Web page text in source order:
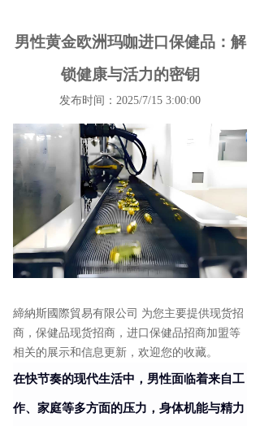
男性黄金欧洲玛咖进口保健品：解
锁健康与活力的密钥
发布时间：2025/7/15 3:00:00
締納斯國際貿易有限公司 为您主要提供现货招
商 ，保健品现货招商，进口保健品招商加盟等
相关的展示和信息更新，欢迎您的收藏。
在快节奏的现代生活中，男性面临着来自工
作、家庭等多方面的压力，身体机能与精力